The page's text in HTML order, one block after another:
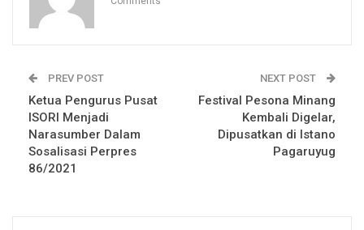
PREV POST
Ketua Pengurus Pusat
ISORI Menjadi
Narasumber Dalam
Sosalisasi Perpres
86/2021
NEXT POST
Festival Pesona Minang
Kembali Digelar,
Dipusatkan di Istano
Pagaruyug